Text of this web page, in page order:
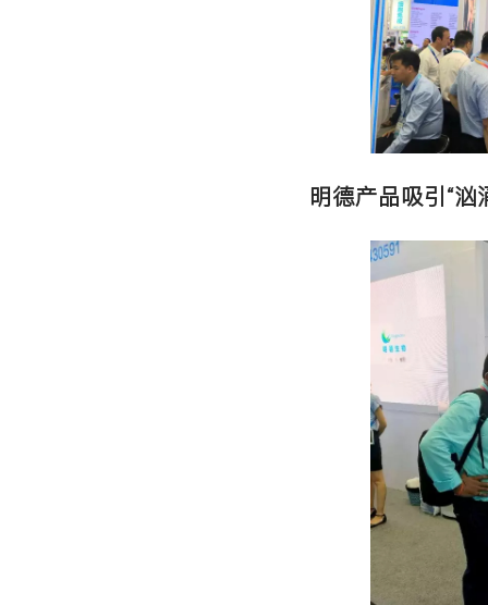
医用影像
信息技术
链。
此次
全系产品
亮相展会